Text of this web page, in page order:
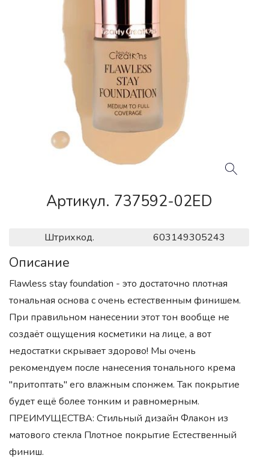
Артикул. 737592-02ED
Штрихкод. 603149305243
Описание
Flawless stay foundation - это достаточно плотная
тональная основа с очень естественным финишем.
При правильном нанесении этот тон вообще не
создаёт ощущения косметики на лице, а вот
недостатки скрывает здорово! Мы очень
рекомендуем после нанесения тонального крема
"притоптать" его влажным спонжем. Так покрытие
будет ещё более тонким и равномерным.
ПРЕИМУЩЕСТВА: Стильный дизайн Флакон из
матового стекла Плотное покрытие Естественный
финиш.